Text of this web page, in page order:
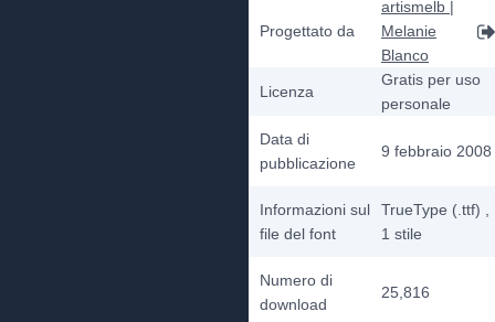
Progettato da
artismelb |
Melanie
Blanco
Licenza
Gratis per uso
personale
Data di
pubblicazione
9 febbraio 2008
Informazioni sul
file del font
TrueType (.ttf)
1 stile
Numero di
download
25,816